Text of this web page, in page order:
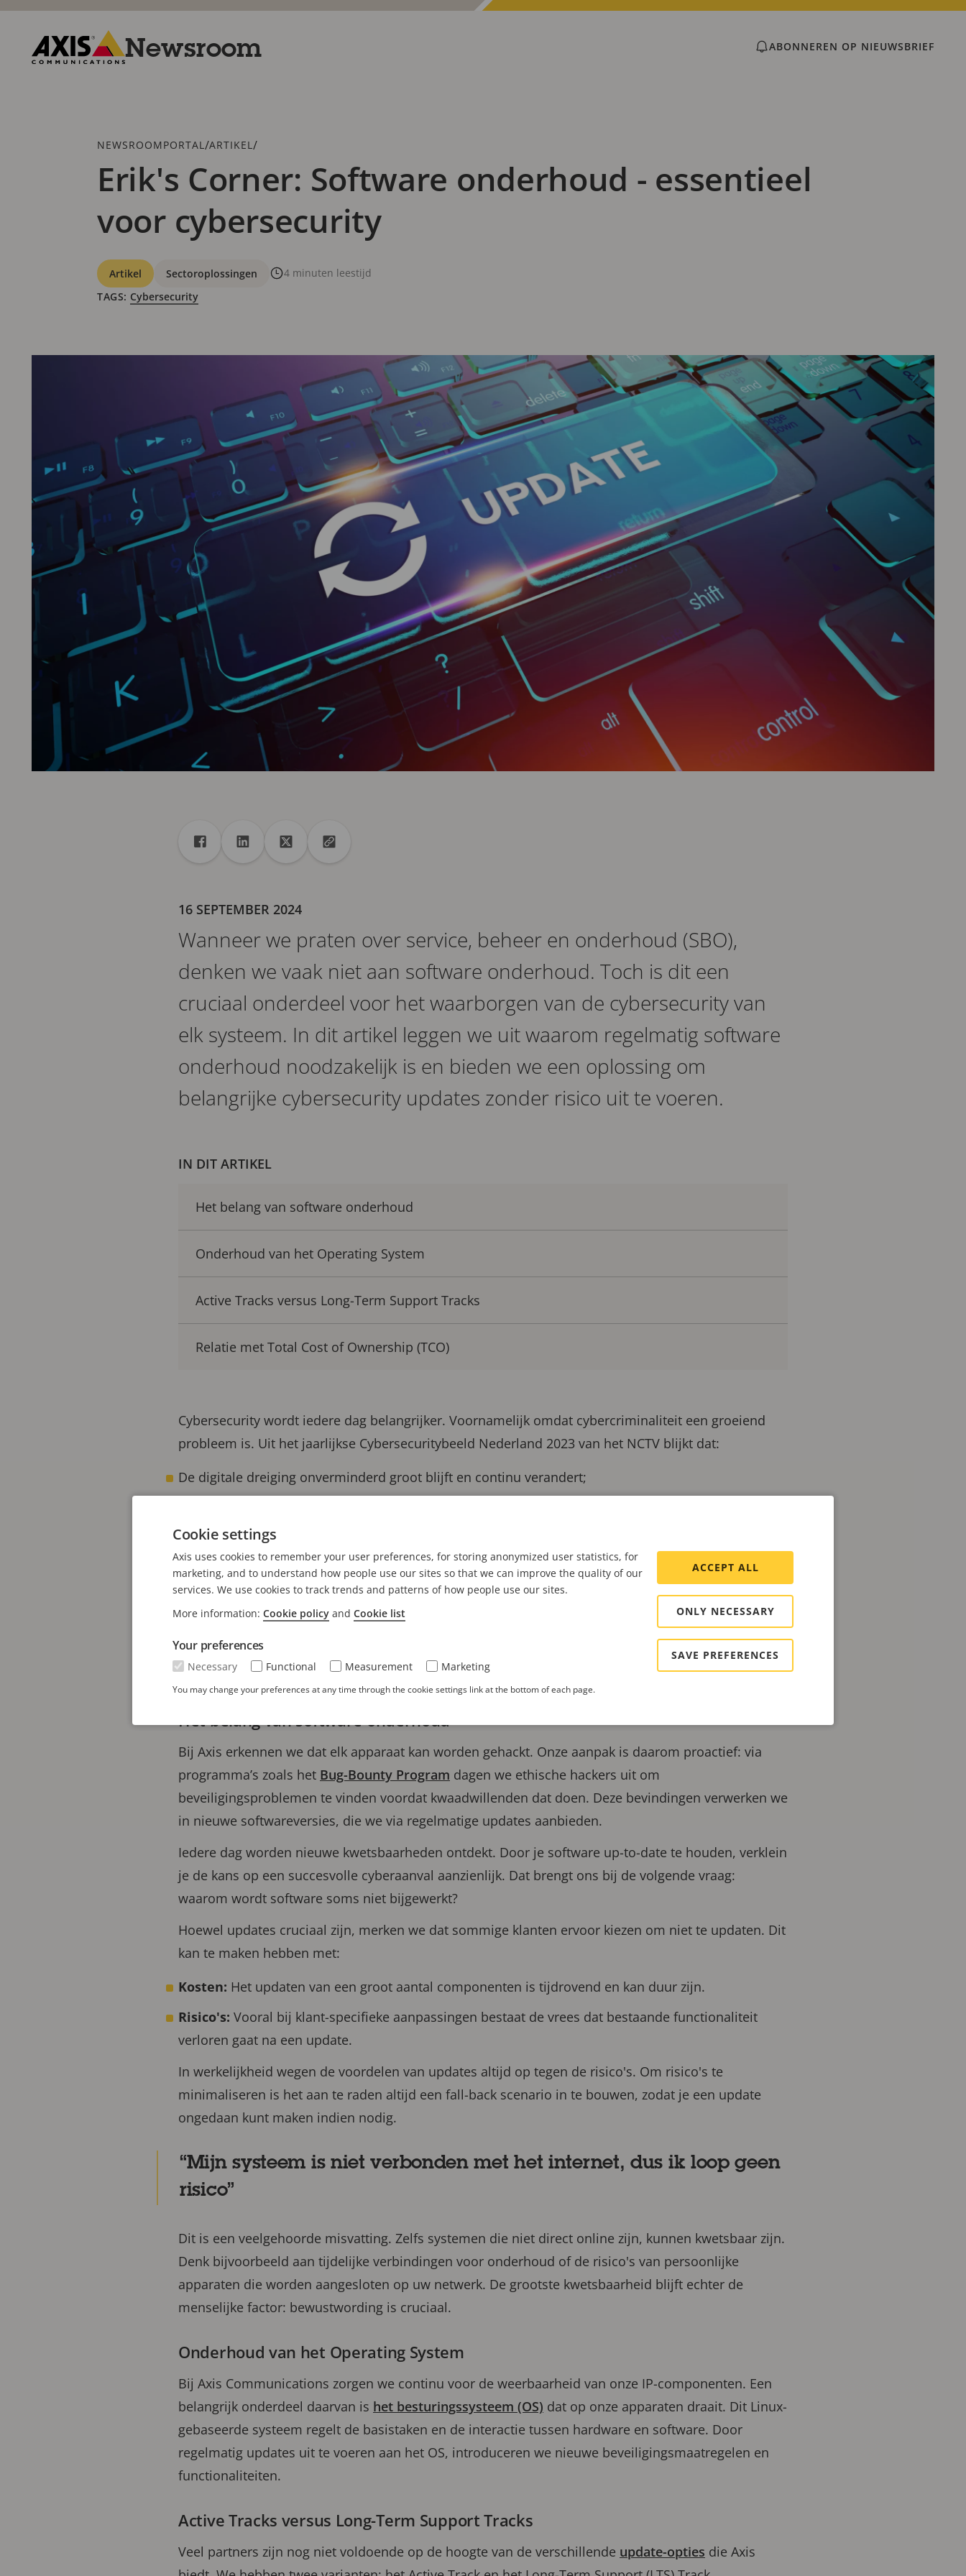
Overslaan
hoofdinhoud
Newsroom ABONNEREN OP NIEUWSBRIEF
Kruimelspoor
NEWSROOMPORTAL /ARTIKEL /
Erik's Corner: Software onderhoud - essentieel
voor cybersecurity
Categorieën
Artikel Sectoroplossingen
4 minuten leestijd
TAGS: Cybersecurity
DelenDeel met Facebook
Deel met Linkedin
Deel met XURL naar klembord kopiëren
16 SEPTEMBER 2024
Wanneer we praten over service, beheer en onderhoud (SBO),
denken we vaak niet aan software onderhoud. Toch is dit een
cruciaal onderdeel voor het waarborgen van de cybersecurity van
elk systeem. In dit artikel leggen we uit waarom regelmatig software
onderhoud noodzakelijk is en bieden we een oplossing om
belangrijke cybersecurity updates zonder risico uit te voeren.
IN DIT ARTIKEL
Het belang van software onderhoud
Onderhoud van het Operating System
Active Tracks versus Long-Term Support Tracks
Relatie met Total Cost of Ownership (TCO)
Cybersecurity wordt iedere dag belangrijker. Voornamelijk omdat cybercriminaliteit een groeiend
probleem is. Uit het jaarlijkse Cybersecuritybeeld Nederland 2023 van het NCTV blijkt dat:
De digitale dreiging onverminderd groot blijft en continu verandert;
Staatsactoren cyberaanvallen inzetten voor geopolitieke doeleinden;
Afpersing door cybercriminelen nog steeds een lucratief verdienmodel is;
Nieuwe technologieën zoals AI nieuwe dreigingen introduceren.
Een conclusie die je daarbij kunt treffen is: geen enkele organisatie is immuun. Iedere sector, elk
bedrijf, elk product maakt deel uit van een groter digitaal ecosysteem, en juist die verbondenheid
maakt iedereen kwetsbaar voor aanvallen. Wat betekent dat voor jou?
Het belang van software onderhoud
Bij Axis erkennen we dat elk apparaat kan worden gehackt. Onze aanpak is daarom proactief: via
programma’s zoals het Bug-Bounty Program dagen we ethische hackers uit om
beveiligingsproblemen te vinden voordat kwaadwillenden dat doen. Deze bevindingen verwerken we
in nieuwe softwareversies, die we via regelmatige updates aanbieden.
Iedere dag worden nieuwe kwetsbaarheden ontdekt. Door je software up-to-date te houden, verklein
je de kans op een succesvolle cyberaanval aanzienlijk. Dat brengt ons bij de volgende vraag:
waarom wordt software soms niet bijgewerkt?
Hoewel updates cruciaal zijn, merken we dat sommige klanten ervoor kiezen om niet te updaten. Dit
kan te maken hebben met:
Kosten: Het updaten van een groot aantal componenten is tijdrovend en kan duur zijn.
Risico's: Vooral bij klant-specifieke aanpassingen bestaat de vrees dat bestaande functionaliteit
verloren gaat na een update.
In werkelijkheid wegen de voordelen van updates altijd op tegen de risico's. Om risico's te
minimaliseren is het aan te raden altijd een fall-back scenario in te bouwen, zodat je een update
ongedaan kunt maken indien nodig.
Mijn systeem is niet verbonden met het internet, dus ik loop geen
risico
Dit is een veelgehoorde misvatting. Zelfs systemen die niet direct online zijn, kunnen kwetsbaar zijn.
Denk bijvoorbeeld aan tijdelijke verbindingen voor onderhoud of de risico's van persoonlijke
apparaten die worden aangesloten op uw netwerk. De grootste kwetsbaarheid blijft echter de
menselijke factor: bewustwording is cruciaal.
Onderhoud van het Operating System
Bij Axis Communications zorgen we continu voor de weerbaarheid van onze IP-componenten. Een
belangrijk onderdeel daarvan is het besturingssysteem (OS) dat op onze apparaten draait. Dit Linux-
gebaseerde systeem regelt de basistaken en de interactie tussen hardware en software. Door
regelmatig updates uit te voeren aan het OS, introduceren we nieuwe beveiligingsmaatregelen en
functionaliteiten.
Active Tracks versus Long-Term Support Tracks
Veel partners zijn nog niet voldoende op de hoogte van de verschillende update-opties die Axis
Cookie settings
Axis uses cookies to remember your user preferences, for storing anonymized user statistics, for
marketing, and to understand how people use our sites so that we can improve the quality of our
services. We use cookies to track trends and patterns of how people use our sites.
More information: Cookie policy and Cookie list
Your preferences
Necessary Functional Measurement Marketing
You may change your preferences at any time through the cookie settings link at the bottom of each page.
ACCEPT ALL
ONLY NECESSARY
SAVE PREFERENCES